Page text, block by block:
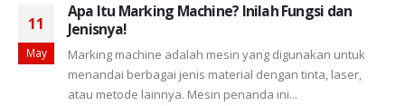
11
May
Apa Itu Marking Machine? Inilah Fungsi dan
Jenisnya!
Marking machine adalah mesin yang digunakan untuk
menandai berbagai jenis material dengan tinta, laser,
atau metode lainnya. Mesin penanda ini...